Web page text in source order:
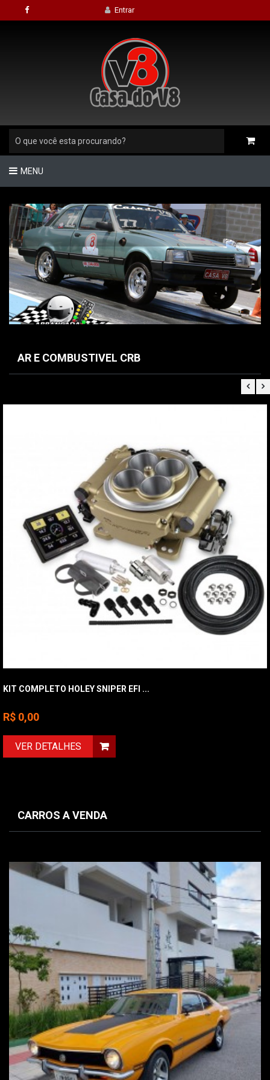
Entrar
MENU
AR E COMBUSTIVEL CRB
KIT SNIPER EFI BIJET COMPLETO
CARROS A VENDA